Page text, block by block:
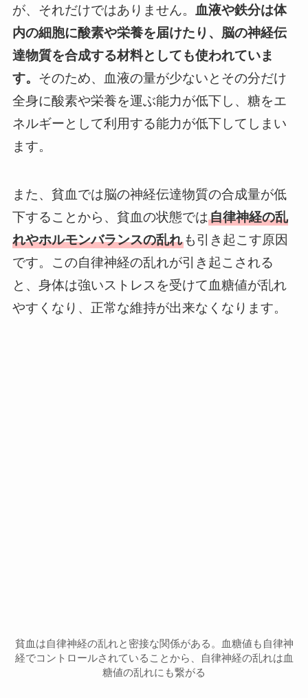
が、それだけではありません。 血液や鉄分は体
内の細胞に酸素や栄養を届けたり、脳の神経伝
達物質を合成する材料としても使われていま
す。 そのため、血液の量が少ないとその分だけ
全身に酸素や栄養を運ぶ能力が低下し、糖をエ
ネルギーとして利用する能力が低下してしまい
ます。
また、貧血では脳の神経伝達物質の合成量が低
下することから、貧血の状態では自律神経の乱
れやホルモンバランスの乱れも引き起こす原因
です。この自律神経の乱れが引き起こされる
と、身体は強いストレスを受けて血糖値が乱れ
やすくなり、正常な維持が出来なくなります。
貧血は自律神経の乱れと密接な関係がある。血糖値も自律神
経でコントロールされていることから、自律神経の乱れは血
糖値の乱れにも繋がる